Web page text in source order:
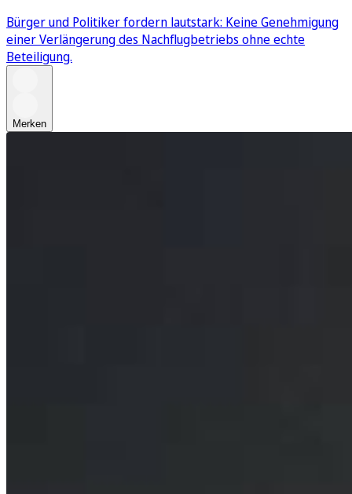
Bürger und Politiker fordern lautstark: Keine Genehmigung
einer Verlängerung des Nachflugbetriebs ohne echte
Beteiligung.
Merken